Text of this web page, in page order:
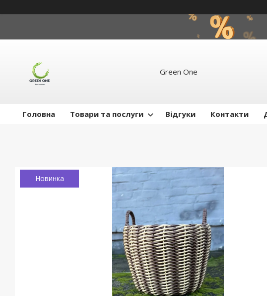
Green One
Головна Товари та послуги Відгуки Контакти
Новинка